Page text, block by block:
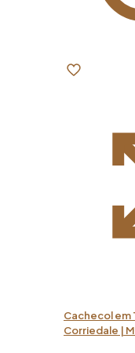
Cachecol em
Corriedale |